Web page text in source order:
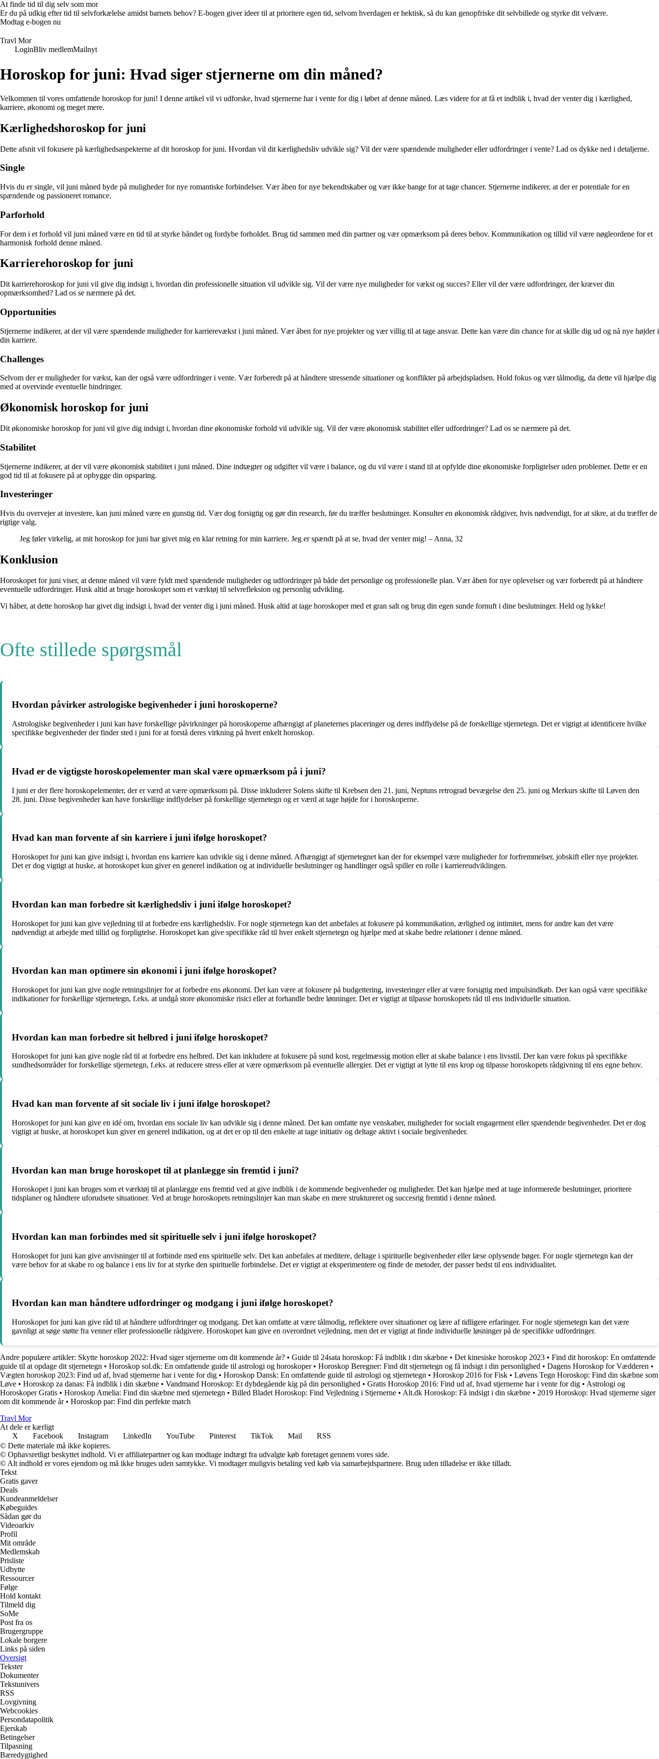
At finde tid til dig selv som mor
Er du på udkig efter tid til selvforkælelse amidst barnets behov? E-bogen giver ideer til at prioritere egen tid, selvom hverdagen er hektisk, så du kan genopfriske dit selvbillede og styrke dit velvære.
Modtag e-bogen nu
Travl Mor
LoginBliv medlemMailnyt
Horoskop for juni: Hvad siger stjernerne om din måned?
Velkommen til vores omfattende horoskop for juni! I denne artikel vil vi udforske, hvad stjernerne har i vente for dig i løbet af denne måned. Læs videre for at få et indblik i, hvad der venter dig i kærlighed,
karriere, økonomi og meget mere.
Kærlighedshoroskop for juni
Dette afsnit vil fokusere på kærlighedsaspekterne af dit horoskop for juni. Hvordan vil dit kærlighedsliv udvikle sig? Vil der være spændende muligheder eller udfordringer i vente? Lad os dykke ned i detaljerne.
Single
Hvis du er single, vil juni måned byde på muligheder for nye romantiske forbindelser. Vær åben for nye bekendtskaber og vær ikke bange for at tage chancer. Stjernerne indikerer, at der er potentiale for en
spændende og passioneret romance.
Parforhold
For dem i et forhold vil juni måned være en tid til at styrke båndet og fordybe forholdet. Brug tid sammen med din partner og vær opmærksom på deres behov. Kommunikation og tillid vil være nøgleordene for et
harmonisk forhold denne måned.
Karrierehoroskop for juni
Dit karrierehoroskop for juni vil give dig indsigt i, hvordan din professionelle situation vil udvikle sig. Vil der være nye muligheder for vækst og succes? Eller vil der være udfordringer, der kræver din
opmærksomhed? Lad os se nærmere på det.
Opportunities
Stjernerne indikerer, at der vil være spændende muligheder for karrierevækst i juni måned. Vær åben for nye projekter og vær villig til at tage ansvar. Dette kan være din chance for at skille dig ud og nå nye højder i
din karriere.
Challenges
Selvom der er muligheder for vækst, kan der også være udfordringer i vente. Vær forberedt på at håndtere stressende situationer og konflikter på arbejdspladsen. Hold fokus og vær tålmodig, da dette vil hjælpe dig
med at overvinde eventuelle hindringer.
Økonomisk horoskop for juni
Dit økonomiske horoskop for juni vil give dig indsigt i, hvordan dine økonomiske forhold vil udvikle sig. Vil der være økonomisk stabilitet eller udfordringer? Lad os se nærmere på det.
Stabilitet
Stjernerne indikerer, at der vil være økonomisk stabilitet i juni måned. Dine indtægter og udgifter vil være i balance, og du vil være i stand til at opfylde dine økonomiske forpligtelser uden problemer. Dette er en
god tid til at fokusere på at opbygge din opsparing.
Investeringer
Hvis du overvejer at investere, kan juni måned være en gunstig tid. Vær dog forsigtig og gør din research, før du træffer beslutninger. Konsulter en økonomisk rådgiver, hvis nødvendigt, for at sikre, at du træffer de
rigtige valg.
Jeg føler virkelig, at mit horoskop for juni har givet mig en klar retning for min karriere. Jeg er spændt på at se, hvad der venter mig! – Anna, 32
Konklusion
Horoskopet for juni viser, at denne måned vil være fyldt med spændende muligheder og udfordringer på både det personlige og professionelle plan. Vær åben for nye oplevelser og vær forberedt på at håndtere
eventuelle udfordringer. Husk altid at bruge horoskopet som et værktøj til selvrefleksion og personlig udvikling.
Vi håber, at dette horoskop har givet dig indsigt i, hvad der venter dig i juni måned. Husk altid at tage horoskoper med et gran salt og brug din egen sunde fornuft i dine beslutninger. Held og lykke!
Ofte stillede spørgsmål
Hvordan påvirker astrologiske begivenheder i juni horoskoperne?
Astrologiske begivenheder i juni kan have forskellige påvirkninger på horoskoperne afhængigt af planeternes placeringer og deres indflydelse på de forskellige stjernetegn. Det er vigtigt at identificere hvilke
specifikke begivenheder der finder sted i juni for at forstå deres virkning på hvert enkelt horoskop.
Hvad er de vigtigste horoskopelementer man skal være opmærksom på i juni?
I juni er der flere horoskopelementer, der er værd at være opmærksom på. Disse inkluderer Solens skifte til Krebsen den 21. juni, Neptuns retrograd bevægelse den 25. juni og Merkurs skifte til Løven den
28. juni. Disse begivenheder kan have forskellige indflydelser på forskellige stjernetegn og er værd at tage højde for i horoskoperne.
Hvad kan man forvente af sin karriere i juni ifølge horoskopet?
Horoskopet for juni kan give indsigt i, hvordan ens karriere kan udvikle sig i denne måned. Afhængigt af stjernetegnet kan der for eksempel være muligheder for forfremmelser, jobskift eller nye projekter.
Det er dog vigtigt at huske, at horoskopet kun giver en generel indikation og at individuelle beslutninger og handlinger også spiller en rolle i karriereudviklingen.
Hvordan kan man forbedre sit kærlighedsliv i juni ifølge horoskopet?
Horoskopet for juni kan give vejledning til at forbedre ens kærlighedsliv. For nogle stjernetegn kan det anbefales at fokusere på kommunikation, ærlighed og intimitet, mens for andre kan det være
nødvendigt at arbejde med tillid og forpligtelse. Horoskopet kan give specifikke råd til hver enkelt stjernetegn og hjælpe med at skabe bedre relationer i denne måned.
Hvordan kan man optimere sin økonomi i juni ifølge horoskopet?
Horoskopet for juni kan give nogle retningslinjer for at forbedre ens økonomi. Det kan være at fokusere på budgettering, investeringer eller at være forsigtig med impulsindkøb. Der kan også være specifikke
indikationer for forskellige stjernetegn, f.eks. at undgå store økonomiske risici eller at forhandle bedre lønninger. Det er vigtigt at tilpasse horoskopets råd til ens individuelle situation.
Hvordan kan man forbedre sit helbred i juni ifølge horoskopet?
Horoskopet for juni kan give nogle råd til at forbedre ens helbred. Det kan inkludere at fokusere på sund kost, regelmæssig motion eller at skabe balance i ens livsstil. Der kan være fokus på specifikke
sundhedsområder for forskellige stjernetegn, f.eks. at reducere stress eller at være opmærksom på eventuelle allergier. Det er vigtigt at lytte til ens krop og tilpasse horoskopets rådgivning til ens egne behov.
Hvad kan man forvente af sit sociale liv i juni ifølge horoskopet?
Horoskopet for juni kan give en idé om, hvordan ens sociale liv kan udvikle sig i denne måned. Det kan omfatte nye venskaber, muligheder for socialt engagement eller spændende begivenheder. Det er dog
vigtigt at huske, at horoskopet kun giver en generel indikation, og at det er op til den enkelte at tage initiativ og deltage aktivt i sociale begivenheder.
Hvordan kan man bruge horoskopet til at planlægge sin fremtid i juni?
Horoskopet i juni kan bruges som et værktøj til at planlægge ens fremtid ved at give indblik i de kommende begivenheder og muligheder. Det kan hjælpe med at tage informerede beslutninger, prioritere
tidsplaner og håndtere uforudsete situationer. Ved at bruge horoskopets retningslinjer kan man skabe en mere struktureret og succesrig fremtid i denne måned.
Hvordan kan man forbindes med sit spirituelle selv i juni ifølge horoskopet?
Horoskopet for juni kan give anvisninger til at forbinde med ens spirituelle selv. Det kan anbefales at meditere, deltage i spirituelle begivenheder eller læse oplysende bøger. For nogle stjernetegn kan der
være behov for at skabe ro og balance i ens liv for at styrke den spirituelle forbindelse. Det er vigtigt at eksperimentere og finde de metoder, der passer bedst til ens individualitet.
Hvordan kan man håndtere udfordringer og modgang i juni ifølge horoskopet?
Horoskopet for juni kan give råd til at håndtere udfordringer og modgang. Det kan omfatte at være tålmodig, reflektere over situationer og lære af tidligere erfaringer. For nogle stjernetegn kan det være
gavnligt at søge støtte fra venner eller professionelle rådgivere. Horoskopet kan give en overordnet vejledning, men det er vigtigt at finde individuelle løsninger på de specifikke udfordringer.
Andre populære artikler: Skytte horoskop 2022: Hvad siger stjernerne om dit kommende år? • Guide til 24sata horoskop: Få indblik i din skæbne • Det kinesiske horoskop 2023 • Find dit horoskop: En omfattende
guide til at opdage dit stjernetegn • Horoskop sol.dk: En omfattende guide til astrologi og horoskoper• Horoskop Beregner: Find dit stjernetegn og få indsigt i din personlighed • Dagens Horoskop for Vædderen •
Vægten horoskop 2023: Find ud af, hvad stjernerne har i vente for dig • Horoskop Dansk: En omfattende guide til astrologi og stjernetegn • Horoskop 2016 for Fisk • Løvens Tegn Horoskop: Find din skæbne som
Løve • Horoskop za danas: Få indblik i din skæbne • Vandmand Horoskop: Et dybdegående kig på din personlighed • Gratis Horoskop 2016: Find ud af, hvad stjernerne har i vente for dig • Astrologi og
Horoskoper Gratis • Horoskop Amelia: Find din skæbne med stjernetegn • Billed Bladet Horoskop: Find Vejledning i Stjernerne • Alt.dk Horoskop: Få indsigt i din skæbne • 2019 Horoskop: Hvad stjernerne siger
om dit kommende år• Horoskop par: Find din perfekte match
Travl Mor
At dele er kærligt
X
Facebook Instagram LinkedIn YouTube Pinterest TikTok Mail
RSS
© Dette materiale må ikke kopieres.
© Ophavsretligt beskyttet indhold. Vi er affiliatepartner og kan modtage indtægt fra udvalgte køb foretaget gennem vores side.
© Alt indhold er vores ejendom og må ikke bruges uden samtykke. Vi modtager muligvis betaling ved køb via samarbejdspartnere. Brug uden tilladelse er ikke tilladt.
Tekst
Gratis gaver
Deals
Kundeanmeldelser
Købeguides
Sådan gør du
Videoarkiv
Profil
Mit område
Medlemskab
Prisliste
Udbytte
Ressourcer
Følge
Hold kontakt
Tilmeld dig
SoMe
Post fra os
Brugergruppe
Lokale borgere
Links på siden
Oversigt
Tekster
Dokumenter
Tekstunivers
RSS
Lovgivning
Webcookies
Persondatapolitik
Ejerskab
Betingelser
Tilpasning
Bæredygtighed